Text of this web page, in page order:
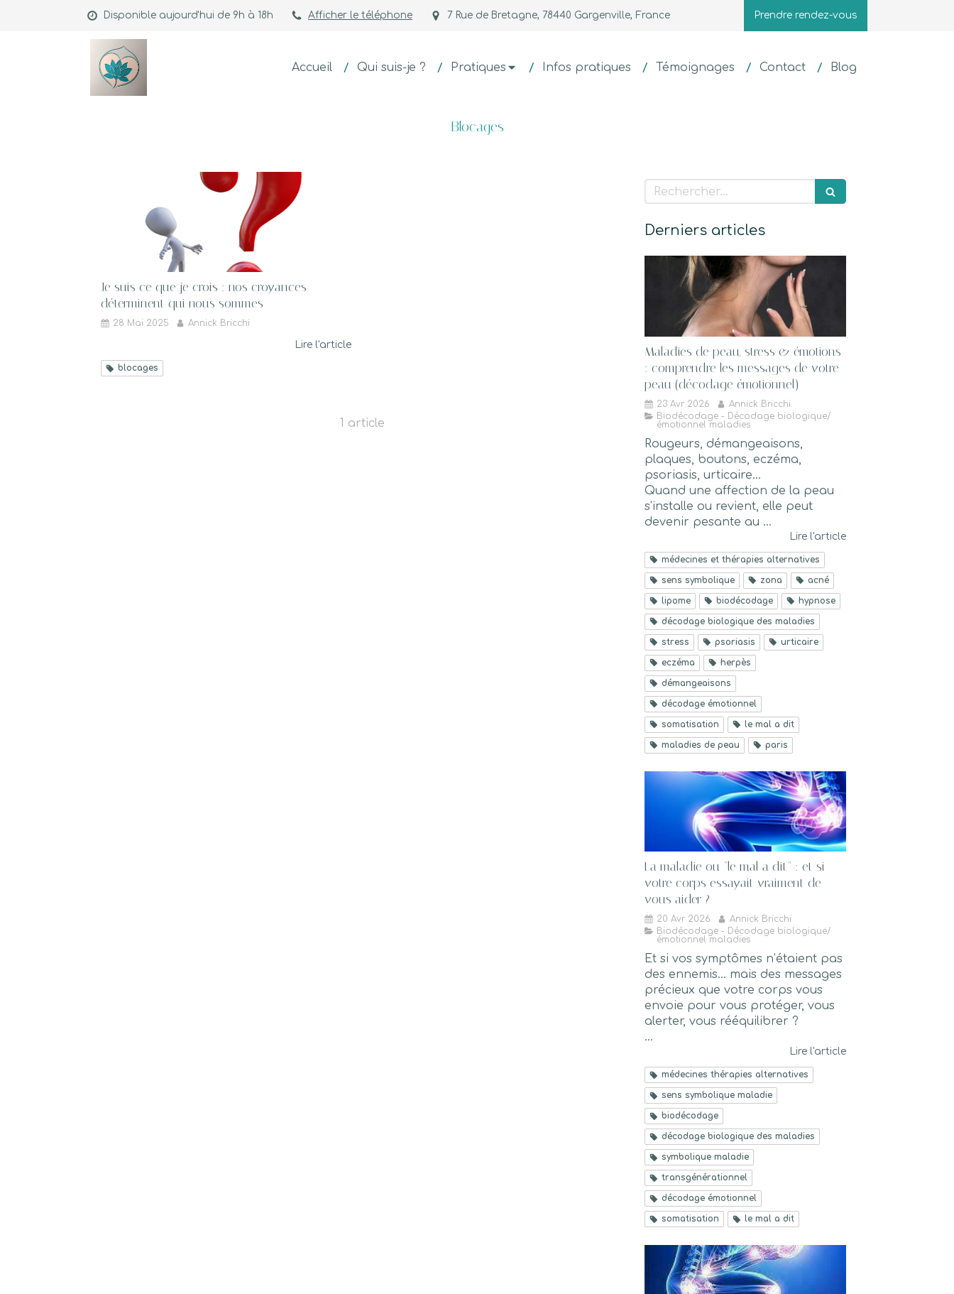
Disponible aujourd'hui de 9h à 18h Afficher le téléphone 7 Rue de Bretagne, 78440 Gargenville, France Prendre rendez-vous
Accueil Qui suis-je ? Pratiques Infos pratiques Témoignages Contact Blog
Blocages
Je suis ce que je crois : nos croyances
déterminent qui nous sommes
28 Mai 2025 Annick Bricchi
Lire l'article
blocages
1 article
Rechercher
Derniers articles
Maladies de peau, stress & émotions
: comprendre les messages de votre
peau (décodage émotionnel)
23 Avr 2026
Annick Bricchi
Biodécodage - Décodage biologique/
émotionnel maladies
Rougeurs, démangeaisons,
plaques, boutons, eczéma,
psoriasis, urticaire…
Quand une affection de la peau
s’installe ou revient, elle peut
devenir pesante au ...
Lire l'article
médecines et thérapies alternatives
sens symbolique zona acné
lipome biodécodage hypnose
décodage biologique des maladies
stress psoriasis urticaire
eczéma herpès
démangeaisons
décodage émotionnel
somatisation le mal a dit
maladies de peau paris
La maladie ou "le mal a dit" : et si
votre corps essayait vraiment de
vous aider ?
20 Avr 2026
Annick Bricchi
Biodécodage - Décodage biologique/
émotionnel maladies
Et si vos symptômes n’étaient pas
des ennemis… mais des messages
précieux que votre corps vous
envoie pour vous protéger, vous
alerter, vous rééquilibrer ?
...
Lire l'article
médecines thérapies alternatives
sens symbolique maladie
biodécodage
décodage biologique des maladies
symbolique maladie
transgénérationnel
décodage émotionnel
somatisation le mal a dit